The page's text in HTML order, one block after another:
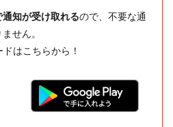
知が受け取れるので、不要な通
せん。
はこちらから！